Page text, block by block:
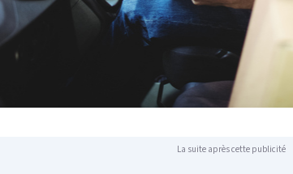
La suite après cette publicité